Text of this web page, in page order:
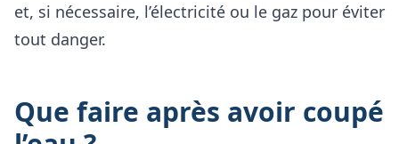
et, si nécessaire, l’électricité ou le gaz pour éviter
tout danger.
Que faire après avoir coupé